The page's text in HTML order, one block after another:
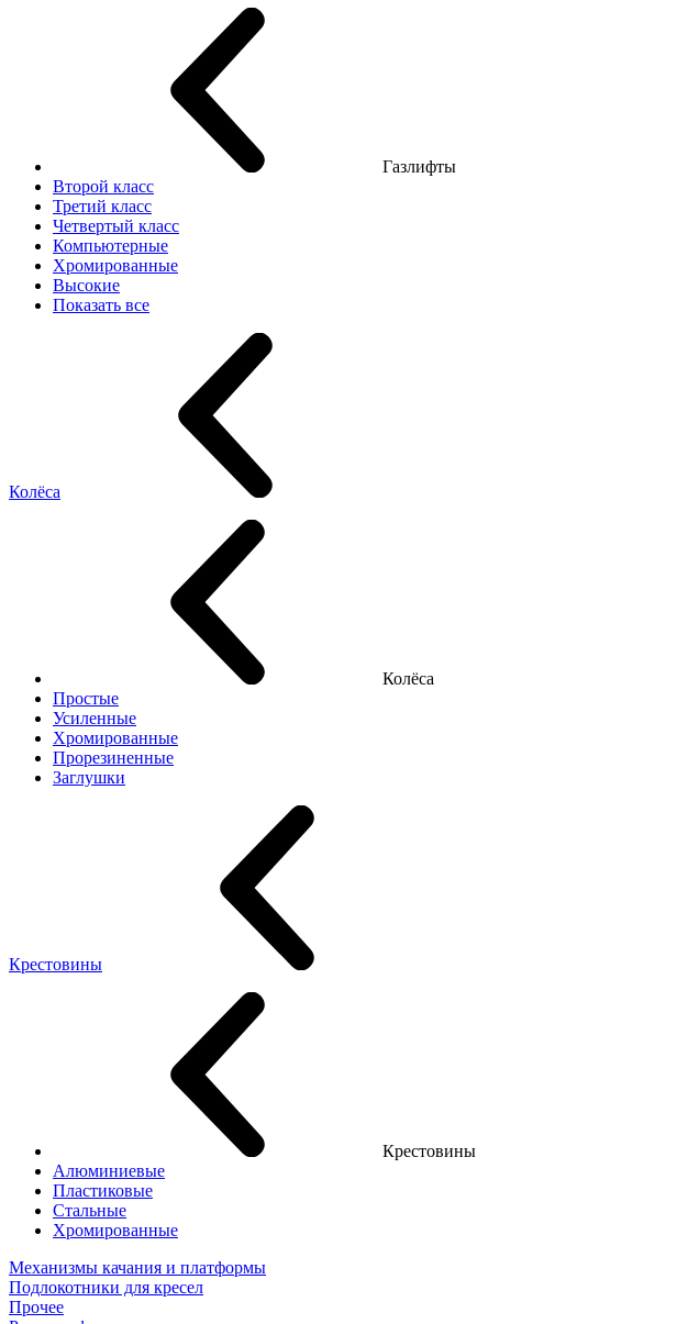
Газлифты
Второй класс
Третий класс
Четвертый класс
Компьютерные
Хромированные
Высокие
Показать все
Колёса
Колёса
Простые
Усиленные
Хромированные
Прорезиненные
Заглушки
Крестовины
Крестовины
Алюминиевые
Пластиковые
Стальные
Хромированные
Механизмы качания и платформы
Подлокотники для кресел
Прочее